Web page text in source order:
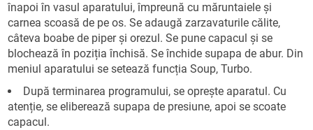
înapoi în vasul aparatului, împreună cu măruntaiele și
carnea scoasă de pe os. Se adaugă zarzavaturile călite,
câteva boabe de piper și orezul. Se pune capacul și se
blochează în poziția închisă. Se închide supapa de abur. Din
meniul aparatului se setează funcția Soup, Turbo.
După terminarea programului, se oprește aparatul. Cu
atenție, se eliberează supapa de presiune, apoi se scoate
capacul.